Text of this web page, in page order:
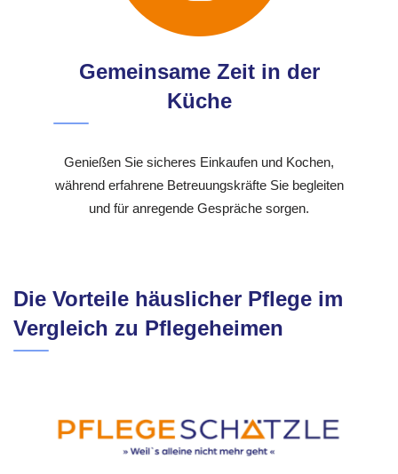
Gemeinsame Zeit in der
Küche
Genießen Sie sicheres Einkaufen und Kochen,
während erfahrene Betreuungskräfte Sie begleiten
und für anregende Gespräche sorgen.
Die Vorteile häuslicher Pflege im
Vergleich zu Pflegeheimen